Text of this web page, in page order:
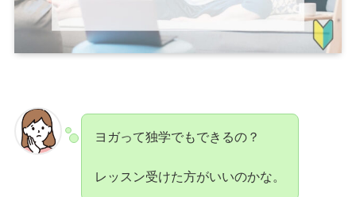
ヨガって独学でもできるの？
レッスン受けた方がいいのかな。